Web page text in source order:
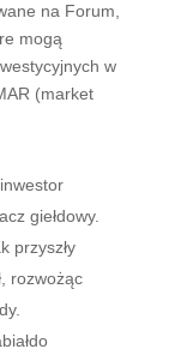
na Forum,
mogą
w
(market
giełdowy.
przyszły
rozwożąc